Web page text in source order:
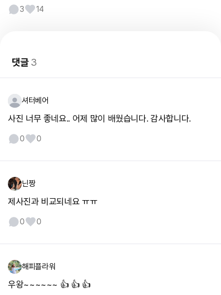
3 14
댓글3
셔터베어
사진 너무 좋네요.. 어제 많이 배웠습니다. 감사합니다.
0 0
닌짱
제사진과 비교되네요 ㅠㅠ
0 0
해피플라워
우왕~~~~~~ 👍 👍 👍